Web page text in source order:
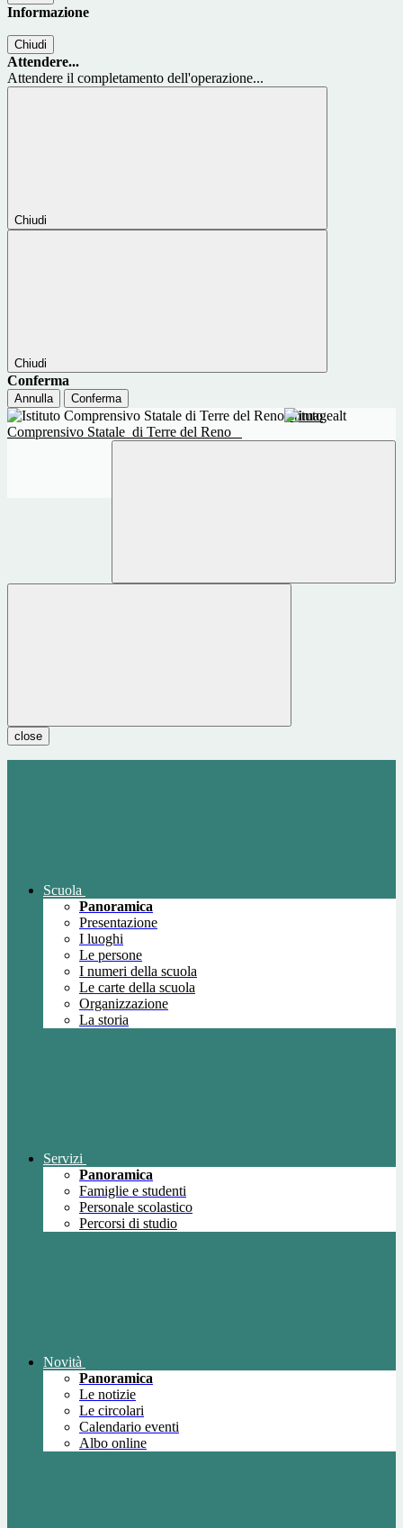
Informazione
Chiudi
Attendere...
Attendere il completamento dell'operazione...
Chiudi
Chiudi
Conferma
Annulla Conferma
Istituto
Comprensivo Statale di Terre del Reno
close
Scuola
Panoramica
Presentazione
I luoghi
Le persone
I numeri della scuola
Le carte della scuola
Organizzazione
La storia
Servizi
Panoramica
Famiglie e studenti
Personale scolastico
Percorsi di studio
Novità
Panoramica
Le notizie
Le circolari
Calendario eventi
Albo online